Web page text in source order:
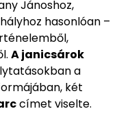
Jánoshoz,
hasonlóan –
A janicsárok
a
két
címet viselte.